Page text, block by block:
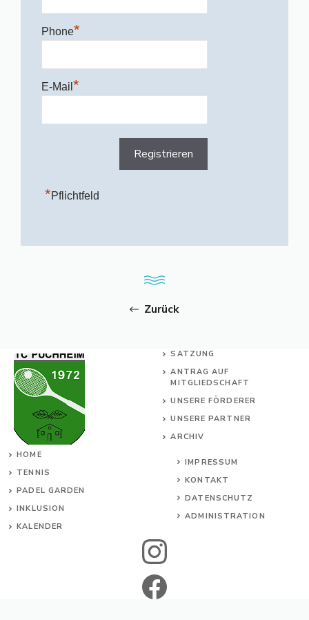
Phone*
E-Mail *
*Pflichtfeld
Zurück
SATZUNG
ANTRAG AUF
MITGLIEDSCHAFT
UNSERE FÖRDERER
UNSERE PARTNER
ARCHIV
HOME
TENNIS
PADEL GARDEN
INKLUSION
KALENDER
IMPRESSUM
KONTAKT
DATENSCHUTZ
ADMINISTRATION